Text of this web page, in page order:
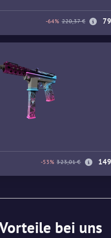
-64% 220,37 €
-53% 323,01 €
bei uns